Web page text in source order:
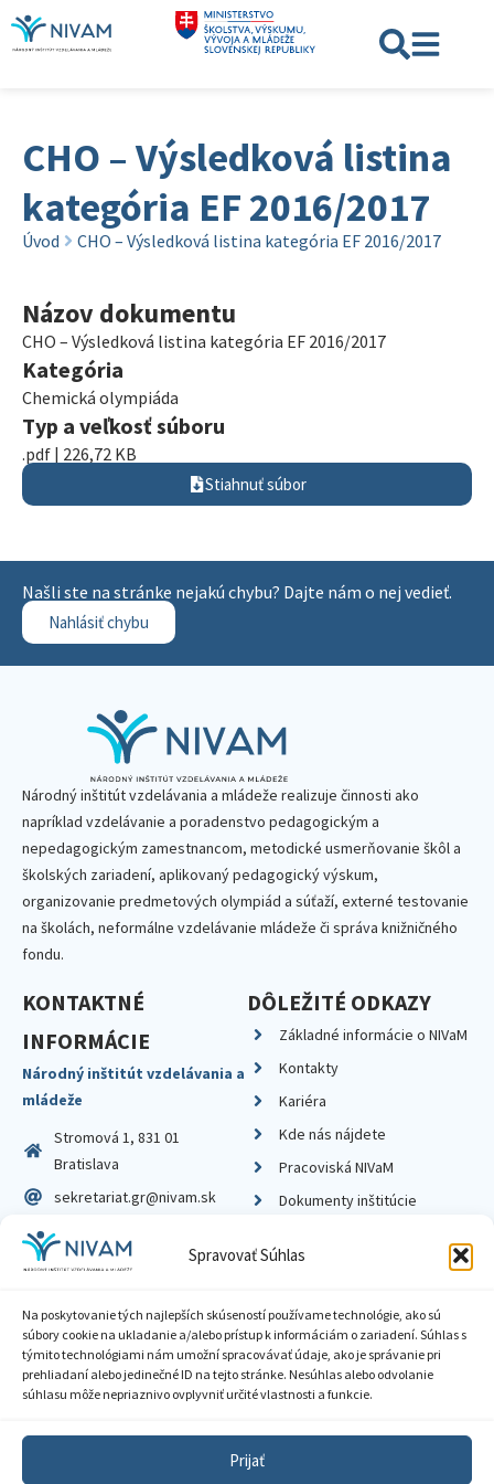
Spravovať Súhlas
Na poskytovanie tých najlepších skúseností používame technológie, ako sú
súbory cookie na ukladanie a/alebo prístup k informáciám o zariadení. Súhlas s
týmito technológiami nám umožní spracovávať údaje, ako je správanie pri
prehliadaní alebo jedinečné ID na tejto stránke. Nesúhlas alebo odvolanie
súhlasu môže nepriaznivo ovplyvniť určité vlastnosti a funkcie.
Prijať
CHO – Výsledková listina
kategória EF 2016/2017
Úvod CHO – Výsledková listina kategória EF 2016/2017
Názov dokumentu
CHO – Výsledková listina kategória EF 2016/2017
Kategória
Chemická olympiáda
Typ a veľkosť súboru
.pdf | 226,72 KB
Stiahnuť súbor
Našli ste na stránke nejakú chybu? Dajte nám o nej vedieť.
Nahlásiť chybu
Národný inštitút vzdelávania a mládeže realizuje činnosti ako
napríklad vzdelávanie a poradenstvo pedagogickým a
nepedagogickým zamestnancom, metodické usmerňovanie škôl a
školských zariadení, aplikovaný pedagogický výskum,
organizovanie predmetových olympiád a súťaží, externé testovanie
na školách, neformálne vzdelávanie mládeže či správa knižničného
fondu.
KONTAKTNÉ
INFORMÁCIE
Národný inštitút vzdelávania a
mládeže
Stromová 1, 831 01
Bratislava
sekretariat.gr@nivam.sk
IČO: 00164348
DIČ: 2020798714
DÔLEŽITÉ ODKAZY
Základné informácie o NIVaM
Kontakty
Kariéra
Kde nás nájdete
Pracoviská NIVaM
Dokumenty inštitúcie
Zásady ochrany súkromia
Sprístupnenie informácií